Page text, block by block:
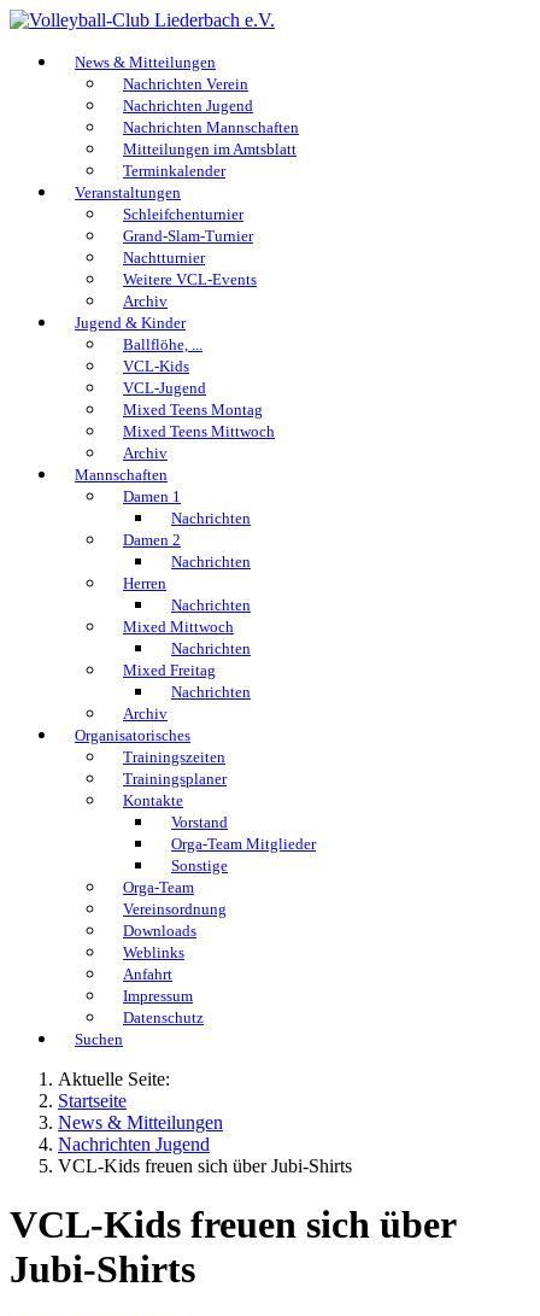
News & Mitteilungen
Nachrichten Verein
Nachrichten Jugend
Nachrichten Mannschaften
Mitteilungen im Amtsblatt
Terminkalender
Veranstaltungen
Schleifchenturnier
Grand-Slam-Turnier
Nachtturnier
Weitere VCL-Events
Archiv
Jugend & Kinder
Ballflöhe, ...
VCL-Kids
VCL-Jugend
Mixed Teens Montag
Mixed Teens Mittwoch
Archiv
Mannschaften
Damen 1
Nachrichten
Damen 2
Nachrichten
Herren
Nachrichten
Mixed Mittwoch
Nachrichten
Mixed Freitag
Nachrichten
Archiv
Organisatorisches
Trainingszeiten
Trainingsplaner
Kontakte
Vorstand
Orga-Team Mitglieder
Sonstige
Orga-Team
Vereinsordnung
Downloads
Weblinks
Anfahrt
Impressum
Datenschutz
Suchen
Aktuelle Seite:
Startseite
News & Mitteilungen
Nachrichten Jugend
VCL-Kids freuen sich über Jubi-Shirts
VCL-Kids freuen sich über
Jubi-Shirts